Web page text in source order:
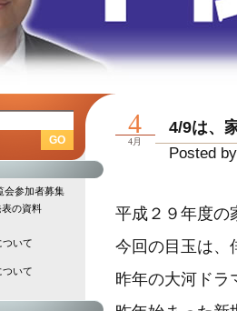
4/9は、
Posted
平成２９年度の
今回の目玉は、
昨年の大河ドラ
4
4月
会参加者募集
の資料
ついて
ついて